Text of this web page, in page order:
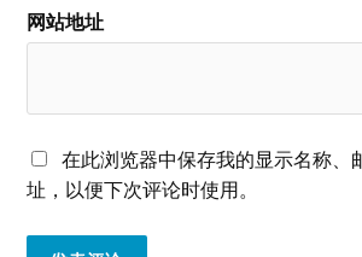
网站地址
在此浏览器中保存我的显示名称、
址，以便下次评论时使用。